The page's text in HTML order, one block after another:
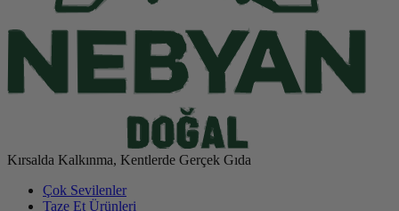
Kırsalda Kalkınma, Kentlerde Gerçek Gıda
Çok Sevilenler
Taze Et Ürünleri